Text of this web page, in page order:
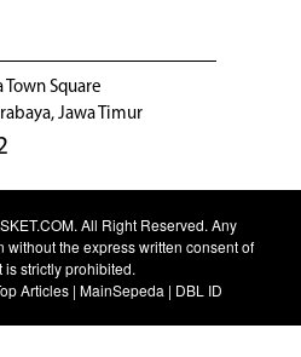
Square
Jawa Timur
. All Right Reserved. Any
the express written consent of
is strictly prohibited.
Articles| MainSepeda | DBL ID